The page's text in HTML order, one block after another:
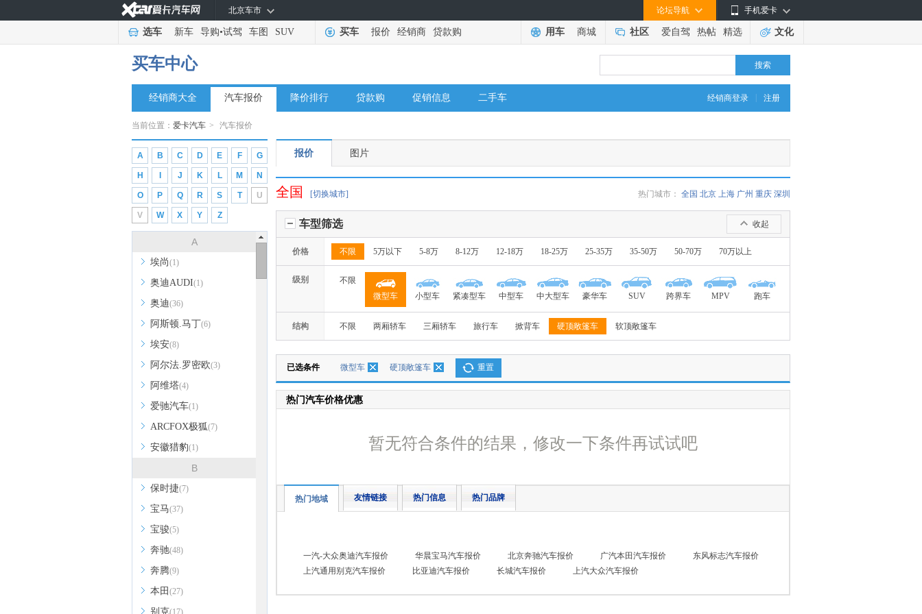
手机爱卡
论坛导航
北京车市
选车 新车 导购•试驾 车图 SUV 买车 报价 经销商 贷款购 用车 商城 社区 爱自驾 热帖 精选 文化
买车中心 搜索
经销商登录 注册
经销商大全 汽车报价 降价排行 贷款购 促销信息 二手车
当前位置： 爱卡汽车 > 汽车报价
A B C D E F G
H J K L M N
O P Q R S T U
V W X Y Z
A
埃尚(1)
奥迪AUDI(1)
奥迪(36)
阿斯顿.马丁(6)
埃安(8)
阿尔法.罗密欧(3)
阿维塔(4)
爱驰汽车(1)
ARCFOX极狐(7)
安徽猎豹(1)
B
保时捷(7)
宝马(37)
宝骏(5)
奔驰(48)
奔腾(9)
本田 (27)
别克(17)
报价 图片
热门城市： 全国 北京 上海 广州 重庆 深圳
全国 [切换城市]
收起
车型筛选
价格 不限 5万以下 5-8万 8-12万 12-18万 18-25万 25-35万 35-50万 50-70万 70万以上
级别
不限
微型车
小型车 紧凑型车 中型车 中大型车 豪华车 SUV 跨界车 MPV 跑车
结构 不限 两厢轿车 三厢轿车 旅行车 掀背车 硬顶敞篷车 软顶敞篷车
已选条件 微型车 硬顶敞篷车 重置
热门汽车价格优惠
暂无符合条件的结果，修改一下条件再试试吧
热门地域 友情链接 热门信息 热门品牌
一汽-大众奥迪汽车报价 华晨宝马汽车报价 北京奔驰汽车报价 广汽本田汽车报价
东风标志汽车报价
上汽通用别克汽车报价
比亚迪汽车报价 长城汽车报价 上汽大众汽车报价